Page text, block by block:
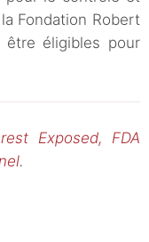
Fondation Robert
être éligibles pour
Exposed, FDA
.